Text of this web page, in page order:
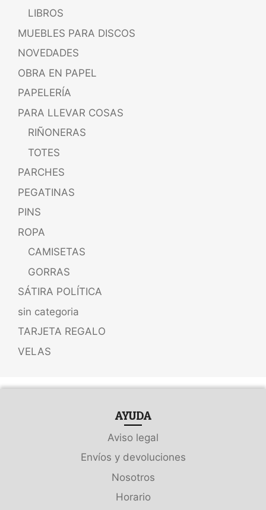
LIBROS
MUEBLES PARA DISCOS
NOVEDADES
OBRA EN PAPEL
PAPELERÍA
PARA LLEVAR COSAS
RIÑONERAS
TOTES
PARCHES
PEGATINAS
PINS
ROPA
CAMISETAS
GORRAS
SÁTIRA POLÍTICA
sin categoria
TARJETA REGALO
VELAS
AYUDA
Aviso legal
Envíos y devoluciones
Nosotros
Horario